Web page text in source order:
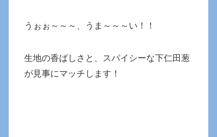
うぉぉ～～～、うま～～～い！！
生地の香ばしさと、スパイシーな下仁田葱
が見事にマッチします！